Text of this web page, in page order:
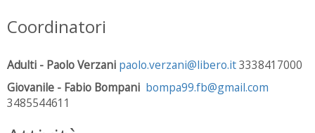
Coordinatori
Adulti - Paolo Verzani paolo.verzani@libero.it3338417000
Giovanile - Fabio Bompani bompa99.fb@gmail.com
3485544611